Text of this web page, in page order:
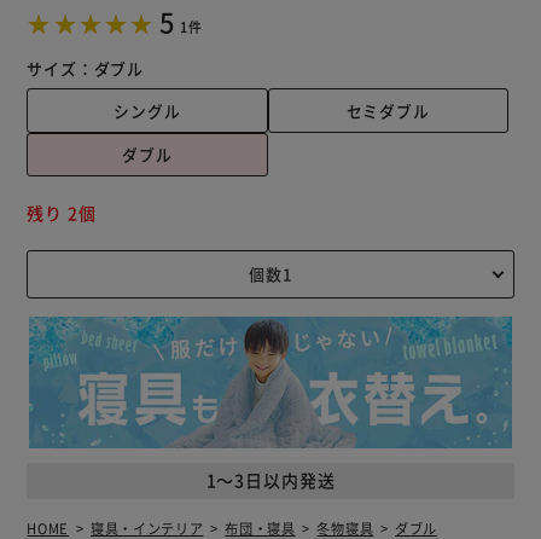
5 1件
サイズ： ダブル
シングル
セミダブル
ダブル
1～3日以内発送
残り 2個
HOME 寝具・インテリア 布団・寝具 冬物寝具 ダブル